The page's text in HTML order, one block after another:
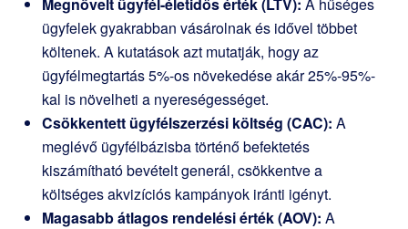
ügyfelek gyakrabban vásárolnak és idővel többet
költenek. A kutatások azt mutatják, hogy az
ügyfélmegtartás 5%-os növekedése akár 25%-95%-
kal is növelheti a nyereségességet.
Csökkentett ügyfélszerzési költség (CAC): A
meglévő ügyfélbázisba történő befektetés
kiszámítható bevételt generál, csökkentve a
költséges akvizíciós kampányok iránti igényt.
Magasabb átlagos rendelési érték (AOV): A